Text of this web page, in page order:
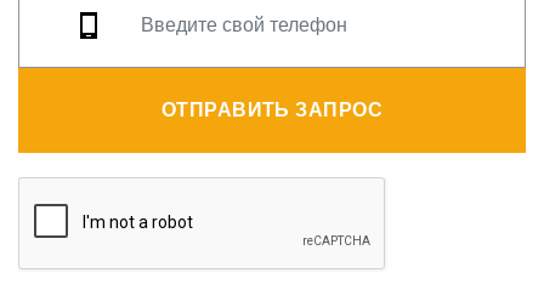
ОТПРАВИТЬ ЗАПРОС